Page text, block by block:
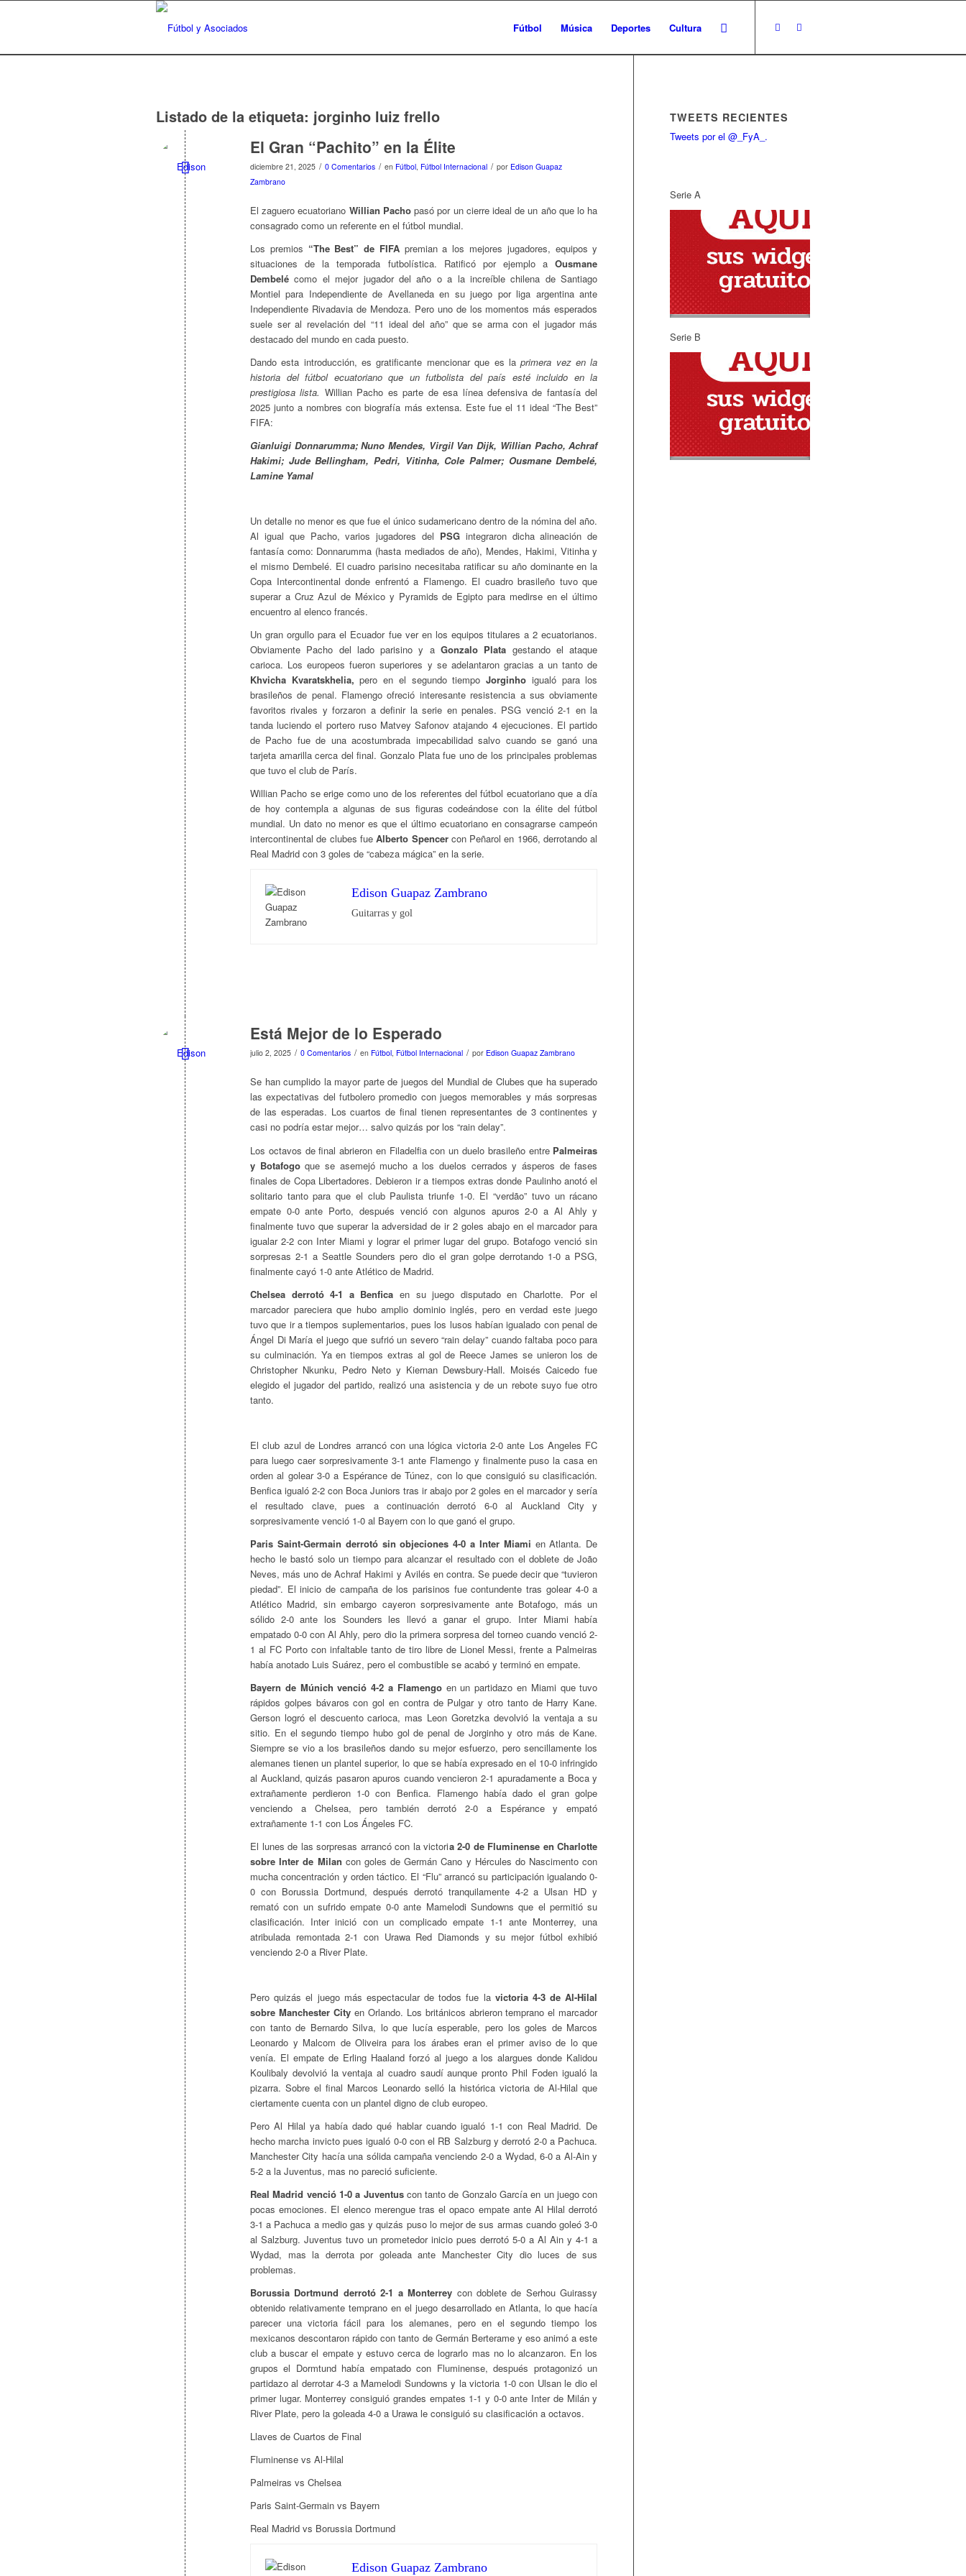
Fútbol Música Deportes Cultura
Listado de la etiqueta: jorginho luiz frello
El Gran “Pachito” en la Élite
diciembre 21, 2025 / 0 Comentarios / en Fútbol, Fútbol Internacional / por Edison Guapaz
Zambrano
El zaguero ecuatoriano Willian Pachopasó por un cierre ideal de un año que lo ha
consagrado como un referente en el fútbol mundial.
Los premios “The Best” de FIFApremian a los mejores jugadores, equipos y
situaciones de la temporada futbolística. Ratificó por ejemplo aOusmane
Dembelé como el mejor jugador del año o a la increíble chilena de Santiago
Montiel para Independiente de Avellaneda en su juego por liga argentina ante
Independiente Rivadavia de Mendoza. Pero uno de los momentos más esperados
suele ser al revelación del “11 ideal del año” que se arma con el jugador más
destacado del mundo en cada puesto.
Dando esta introducción, es gratificante mencionar que es laprimera vez en la
historia del fútbol ecuatoriano que un futbolista del país esté incluido en la
prestigiosa lista. Willian Pacho es parte de esa línea defensiva de fantasía del
2025 junto a nombres con biografía más extensa. Este fue el 11 ideal “The Best”
FIFA:
Gianluigi Donnarumma; Nuno Mendes, Virgil Van Dijk, Willian Pacho, Achraf
Hakimi; Jude Bellingham, Pedri, Vitinha, Cole Palmer; Ousmane Dembelé,
Lamine Yamal
Un detalle no menor es que fue el único sudamericano dentro de la nómina del año.
Al igual que Pacho, varios jugadores del PSGintegraron dicha alineación de
fantasía como: Donnarumma (hasta mediados de año), Mendes, Hakimi, Vitinha y
el mismo Dembelé. El cuadro parisino necesitaba ratificar su año dominante en la
Copa Intercontinental donde enfrentó a Flamengo. El cuadro brasileño tuvo que
superar a Cruz Azul de México y Pyramids de Egipto para medirse en el último
encuentro al elenco francés.
Un gran orgullo para el Ecuador fue ver en los equipos titulares a 2 ecuatorianos.
Obviamente Pacho del lado parisino y aGonzalo Plata gestando el ataque
carioca. Los europeos fueron superiores y se adelantaron gracias a un tanto de
Khvicha Kvaratskhelia, pero en el segundo tiempoJorginho igualó para los
brasileños de penal. Flamengo ofreció interesante resistencia a sus obviamente
favoritos rivales y forzaron a definir la serie en penales. PSG venció 2-1 en la
tanda luciendo el portero ruso Matvey Safonov atajando 4 ejecuciones. El partido
de Pacho fue de una acostumbrada impecabilidad salvo cuando se ganó una
tarjeta amarilla cerca del final. Gonzalo Plata fue uno de los principales problemas
que tuvo el club de París.
Willian Pacho se erige como uno de los referentes del fútbol ecuatoriano que a día
de hoy contempla a algunas de sus figuras codeándose con la élite del fútbol
mundial. Un dato no menor es que el último ecuatoriano en consagrarse campeón
intercontinental de clubes fueAlberto Spencercon Peñarol en 1966, derrotando al
Real Madrid con 3 goles de “cabeza mágica” en la serie.
Edison Guapaz Zambrano
Guitarras y gol
Está Mejor de lo Esperado
julio 2, 2025 / 0 Comentarios / en Fútbol, Fútbol Internacional / por Edison Guapaz Zambrano
Se han cumplido la mayor parte de juegos del Mundial de Clubes que ha superado
las expectativas del futbolero promedio con juegos memorables y más sorpresas
de las esperadas. Los cuartos de final tienen representantes de 3 continentes y
casi no podría estar mejor… salvo quizás por los “rain delay”.
Los octavos de final abrieron en Filadelfia con un duelo brasileño entre Palmeiras
y Botafogoque se asemejó mucho a los duelos cerrados y ásperos de fases
finales de Copa Libertadores. Debieron ir a tiempos extras donde Paulinho anotó el
solitario tanto para que el club Paulista triunfe 1-0. El “verdão” tuvo un rácano
empate 0-0 ante Porto, después venció con algunos apuros 2-0 a Al Ahly y
finalmente tuvo que superar la adversidad de ir 2 goles abajo en el marcador para
igualar 2-2 con Inter Miami y lograr el primer lugar del grupo. Botafogo venció sin
sorpresas 2-1 a Seattle Sounders pero dio el gran golpe derrotando 1-0 a PSG,
finalmente cayó 1-0 ante Atlético de Madrid.
Chelsea derrotó 4-1 a Benfica en su juego disputado en Charlotte. Por el
marcador pareciera que hubo amplio dominio inglés, pero en verdad este juego
tuvo que ir a tiempos suplementarios, pues los lusos habían igualado con penal de
Ángel Di María el juego que sufrió un severo “rain delay” cuando faltaba poco para
su culminación. Ya en tiempos extras al gol de Reece James se unieron los de
Christopher Nkunku, Pedro Neto y Kiernan Dewsbury-Hall. Moisés Caicedo fue
elegido el jugador del partido, realizó una asistencia y de un rebote suyo fue otro
tanto.
El club azul de Londres arrancó con una lógica victoria 2-0 ante Los Angeles FC
para luego caer sorpresivamente 3-1 ante Flamengo y finalmente puso la casa en
orden al golear 3-0 a Espérance de Túnez, con lo que consiguió su clasificación.
Benfica igualó 2-2 con Boca Juniors tras ir abajo por 2 goles en el marcador y sería
el resultado clave, pues a continuación derrotó 6-0 al Auckland City y
sorpresivamente venció 1-0 al Bayern con lo que ganó el grupo.
Paris Saint-Germain derrotó sin objeciones 4-0 a Inter Miami en Atlanta. De
hecho le bastó solo un tiempo para alcanzar el resultado con el doblete de João
Neves, más uno de Achraf Hakimi y Avilés en contra. Se puede decir que “tuvieron
piedad”. El inicio de campaña de los parisinos fue contundente tras golear 4-0 a
Atlético Madrid, sin embargo cayeron sorpresivamente ante Botafogo, más un
sólido 2-0 ante los Sounders les llevó a ganar el grupo. Inter Miami había
empatado 0-0 con Al Ahly, pero dio la primera sorpresa del torneo cuando venció 2-
1 al FC Porto con infaltable tanto de tiro libre de Lionel Messi, frente a Palmeiras
había anotado Luis Suárez, pero el combustible se acabó y terminó en empate.
Bayern de Múnich venció 4-2 a Flamengoen un partidazo en Miami que tuvo
rápidos golpes bávaros con gol en contra de Pulgar y otro tanto de Harry Kane.
Gerson logró el descuento carioca, mas Leon Goretzka devolvió la ventaja a su
sitio. En el segundo tiempo hubo gol de penal de Jorginho y otro más de Kane.
Siempre se vio a los brasileños dando su mejor esfuerzo, pero sencillamente los
alemanes tienen un plantel superior, lo que se había expresado en el 10-0 infringido
al Auckland, quizás pasaron apuros cuando vencieron 2-1 apuradamente a Boca y
extrañamente perdieron 1-0 con Benfica. Flamengo había dado el gran golpe
venciendo a Chelsea, pero también derrotó 2-0 a Espérance y empató
extrañamente 1-1 con Los Ángeles FC.
El lunes de las sorpresas arrancó con la victoria 2-0 de Fluminense en Charlotte
sobre Inter de Milan con goles de Germán Cano y Hércules do Nascimento con
mucha concentración y orden táctico. El “Flu” arrancó su participación igualando 0-
0 con Borussia Dortmund, después derrotó tranquilamente 4-2 a Ulsan HD y
remató con un sufrido empate 0-0 ante Mamelodi Sundowns que el permitió su
clasificación. Inter inició con un complicado empate 1-1 ante Monterrey, una
atribulada remontada 2-1 con Urawa Red Diamonds y su mejor fútbol exhibió
venciendo 2-0 a River Plate.
Pero quizás el juego más espectacular de todos fue la victoria 4-3 de Al-Hilal
sobre Manchester Cityen Orlando. Los británicos abrieron temprano el marcador
con tanto de Bernardo Silva, lo que lucía esperable, pero los goles de Marcos
Leonardo y Malcom de Oliveira para los árabes eran el primer aviso de lo que
venía. El empate de Erling Haaland forzó al juego a los alargues donde Kalidou
Koulibaly devolvió la ventaja al cuadro saudí aunque pronto Phil Foden igualó la
pizarra. Sobre el final Marcos Leonardo selló la histórica victoria de Al-Hilal que
ciertamente cuenta con un plantel digno de club europeo.
Pero Al Hilal ya había dado qué hablar cuando igualó 1-1 con Real Madrid. De
hecho marcha invicto pues igualó 0-0 con el RB Salzburg y derrotó 2-0 a Pachuca.
Manchester City hacía una sólida campaña venciendo 2-0 a Wydad, 6-0 a Al-Ain y
5-2 a la Juventus, mas no pareció suficiente.
Real Madrid venció 1-0 a Juventuscon tanto de Gonzalo García en un juego con
pocas emociones. El elenco merengue tras el opaco empate ante Al Hilal derrotó
3-1 a Pachuca a medio gas y quizás puso lo mejor de sus armas cuando goleó 3-0
al Salzburg. Juventus tuvo un prometedor inicio pues derrotó 5-0 a Al Ain y 4-1 a
Wydad, mas la derrota por goleada ante Manchester City dio luces de sus
problemas.
Borussia Dortmund derrotó 2-1 a Monterrey con doblete de Serhou Guirassy
obtenido relativamente temprano en el juego desarrollado en Atlanta, lo que hacía
parecer una victoria fácil para los alemanes, pero en el segundo tiempo los
mexicanos descontaron rápido con tanto de Germán Berterame y eso animó a este
club a buscar el empate y estuvo cerca de lograrlo mas no lo alcanzaron. En los
grupos el Dormtund había empatado con Fluminense, después protagonizó un
partidazo al derrotar 4-3 a Mamelodi Sundowns y la victoria 1-0 con Ulsan le dio el
primer lugar. Monterrey consiguió grandes empates 1-1 y 0-0 ante Inter de Milán y
River Plate, pero la goleada 4-0 a Urawa le consiguió su clasificación a octavos.
Llaves de Cuartos de Final
Fluminense vs Al-Hilal
Palmeiras vs Chelsea
Paris Saint-Germain vs Bayern
Real Madrid vs Borussia Dortmund
Edison Guapaz Zambrano
TWEETS RECIENTES
Tweets por el @_FyA_.
Serie A
Serie B